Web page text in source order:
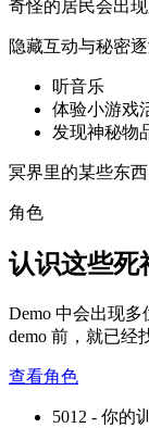
奇怪的居民会出
隐藏互动与秘密
听音乐
体验小游戏
发现神秘物
冥界里的某些东
角色
认识这些死
Demo 中会出现
demo 前，就已经
查看角色
5012 - 你的